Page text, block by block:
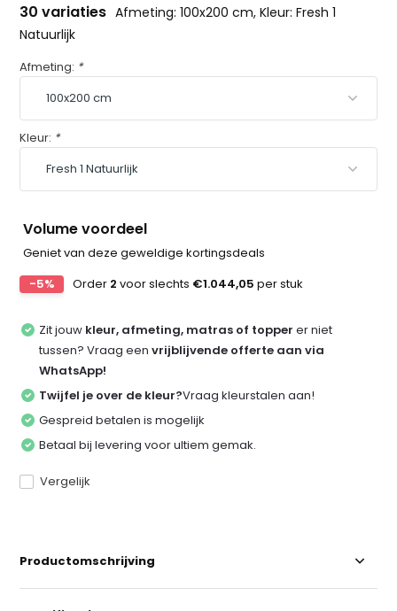
30 variaties Afmeting: 100x200 cm, Kleur: Fresh 1
Natuurlijk
Afmeting: *
Kleur: *
Volume voordeel
Geniet van deze geweldige kortingsdeals
-5%
Order 2 voor slechts €1.044,05 per stuk
Zit jouw kleur, afmeting, matras of topper er niet
tussen? Vraag eenvrijblijvende offerte aan via
WhatsApp!
Twijfel je over de kleur?Vraag kleurstalen aan!
Gespreid betalen is mogelijk
Betaal bij levering voor ultiem gemak.
Vergelijk
Productomschrijving